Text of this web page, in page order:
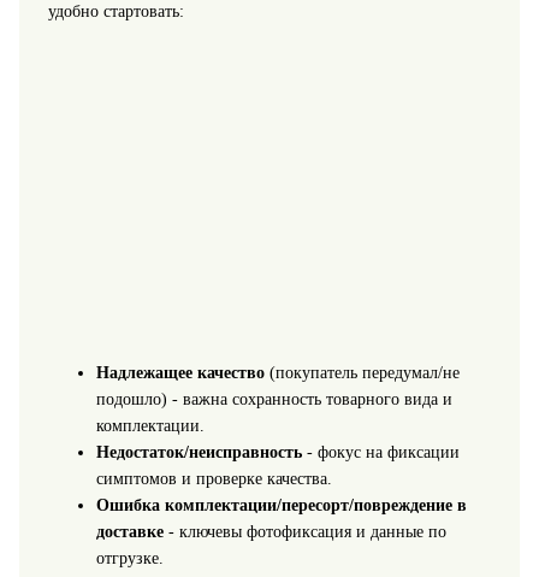
удобно стартовать:
Надлежащее качество(покупатель передумал/не
подошло) - важна сохранность товарного вида и
комплектации.
Недостаток/неисправность- фокус на фиксации
симптомов и проверке качества.
Ошибка комплектации/пересорт/повреждение в
доставке- ключевы фотофиксация и данные по
отгрузке.